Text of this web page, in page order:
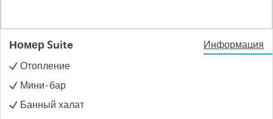
Номер Suite
Информация
Отопление
Мини-бар
Банный халат